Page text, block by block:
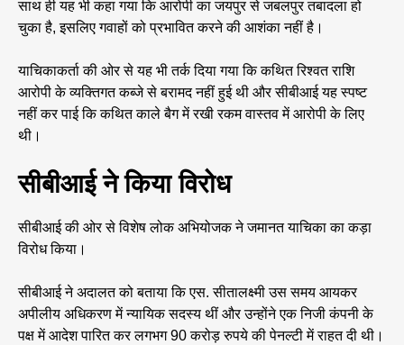
साथ ही यह भी कहा गया कि आरोपी का जयपुर से जबलपुर तबादला हो
चुका है, इसलिए गवाहों को प्रभावित करने की आशंका नहीं है।
याचिकाकर्ता की ओर से यह भी तर्क दिया गया कि कथित रिश्वत राशि
आरोपी के व्यक्तिगत कब्जे से बरामद नहीं हुई थी और सीबीआई यह स्पष्ट
नहीं कर पाई कि कथित काले बैग में रखी रकम वास्तव में आरोपी के लिए
थी।
सीबीआई ने किया विरोध
सीबीआई की ओर से विशेष लोक अभियोजक ने जमानत याचिका का कड़ा
विरोध किया।
सीबीआई ने अदालत को बताया कि एस. सीतालक्ष्मी उस समय आयकर
अपीलीय अधिकरण में न्यायिक सदस्य थीं और उन्होंने एक निजी कंपनी के
पक्ष में आदेश पारित कर लगभग 90 करोड़ रुपये की पेनल्टी में राहत दी थी।